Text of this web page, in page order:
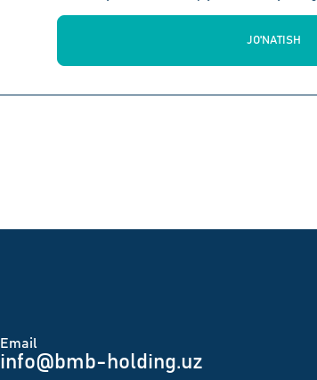
JO'NATISH
Email
info@bmb-holding.uz​